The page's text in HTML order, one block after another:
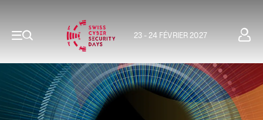
23 - 24 FÉVRIER 2027